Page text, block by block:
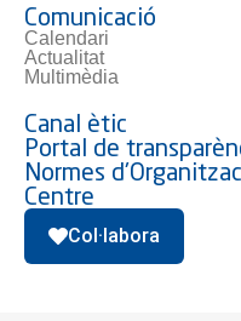
Comunicació
Calendari
Actualitat
Multimèdia
Canal ètic
Portal de
Normes
Centre
Col·labora